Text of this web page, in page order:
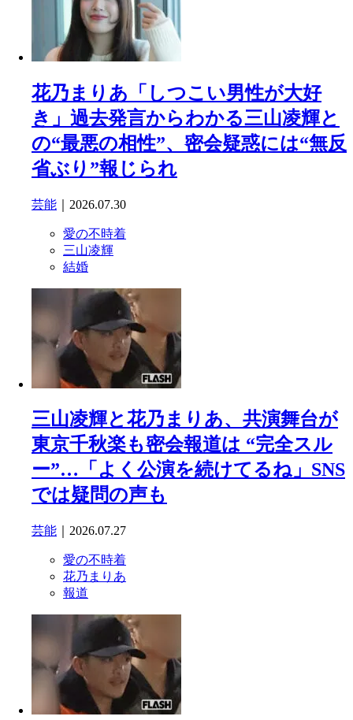
花乃まりあ「しつこい男性が大好
き」過去発言からわかる三山凌輝と
の“最悪の相性”、密会疑惑には“無反
省ぶり”報じられ
芸能 ｜2026.07.30
愛の不時着
三山凌輝
結婚
三山凌輝と花乃まりあ、共演舞台が
東京千秋楽も密会報道は “完全スル
ー”…「よく公演を続けてるね」SNS
では疑問の声も
芸能 ｜2026.07.27
愛の不時着
花乃まりあ
報道